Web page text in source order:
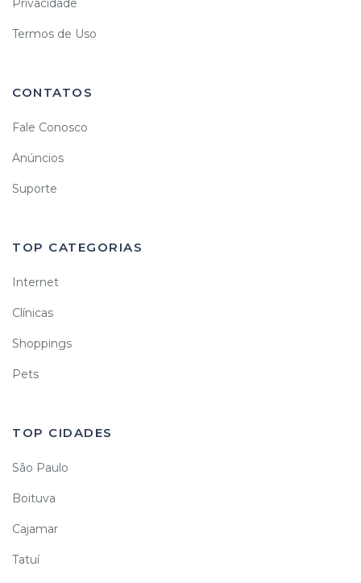
Privacidade
Termos de Uso
CONTATOS
Fale Conosco
Anúncios
Suporte
TOP CATEGORIAS
Internet
Clínicas
Shoppings
Pets
TOP CIDADES
São Paulo
Boituva
Cajamar
Tatuí